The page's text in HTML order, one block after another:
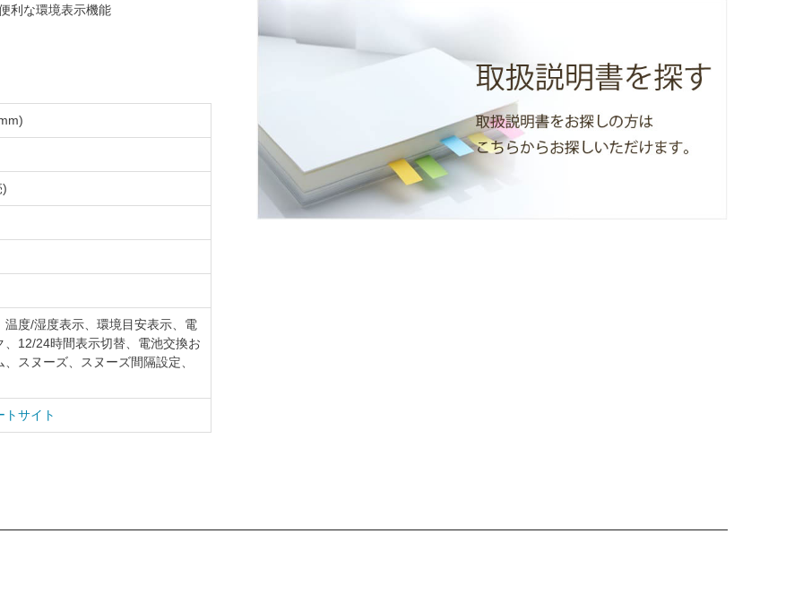
利な環境表示機能
)
度/湿度表示、環境目安表示、電
12/24時間表示切替、電池交換お
スヌーズ、スヌーズ間隔設定、
トサイト